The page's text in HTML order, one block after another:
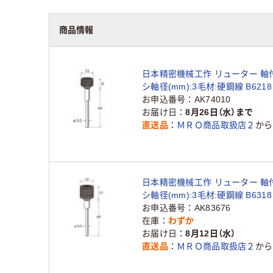
商品情報
日本精密機械工作 リューター 軸
シ軸径(mm):3毛材:硬鋼線
128-2010（直送品）
お申込番号
AK74010
お届け日
8月26日（水）まで
直送品
ＭＲＯ商品取扱店２ か
日本精密機械工作 リューター 軸
シ軸径(mm):3毛材:硬鋼線
128-2725（直送品）
お申込番号
AK83676
在庫
わずか
お届け日
8月12日（水）
直送品
ＭＲＯ商品取扱店２ か